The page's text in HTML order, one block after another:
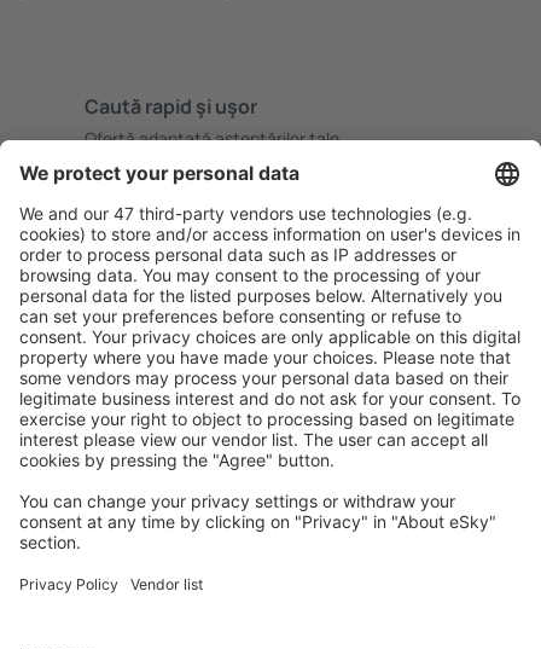
Caută rapid şi uşor
Ofertă adaptată aşteptărilor tale.
Planifică ȋn siguranţă
Rezervare fără griji cu opțiune gratuită de anulare.
Economiseşte mai mult
Prețuri atractive și oferte speciale pentru utilizatorii
conectați.
Cazarea preferată
Alege din peste 1,3 mil. de opţiuni: hoteluri, cabane,
Cele mai căutate cazări de către utilizatorii eSky